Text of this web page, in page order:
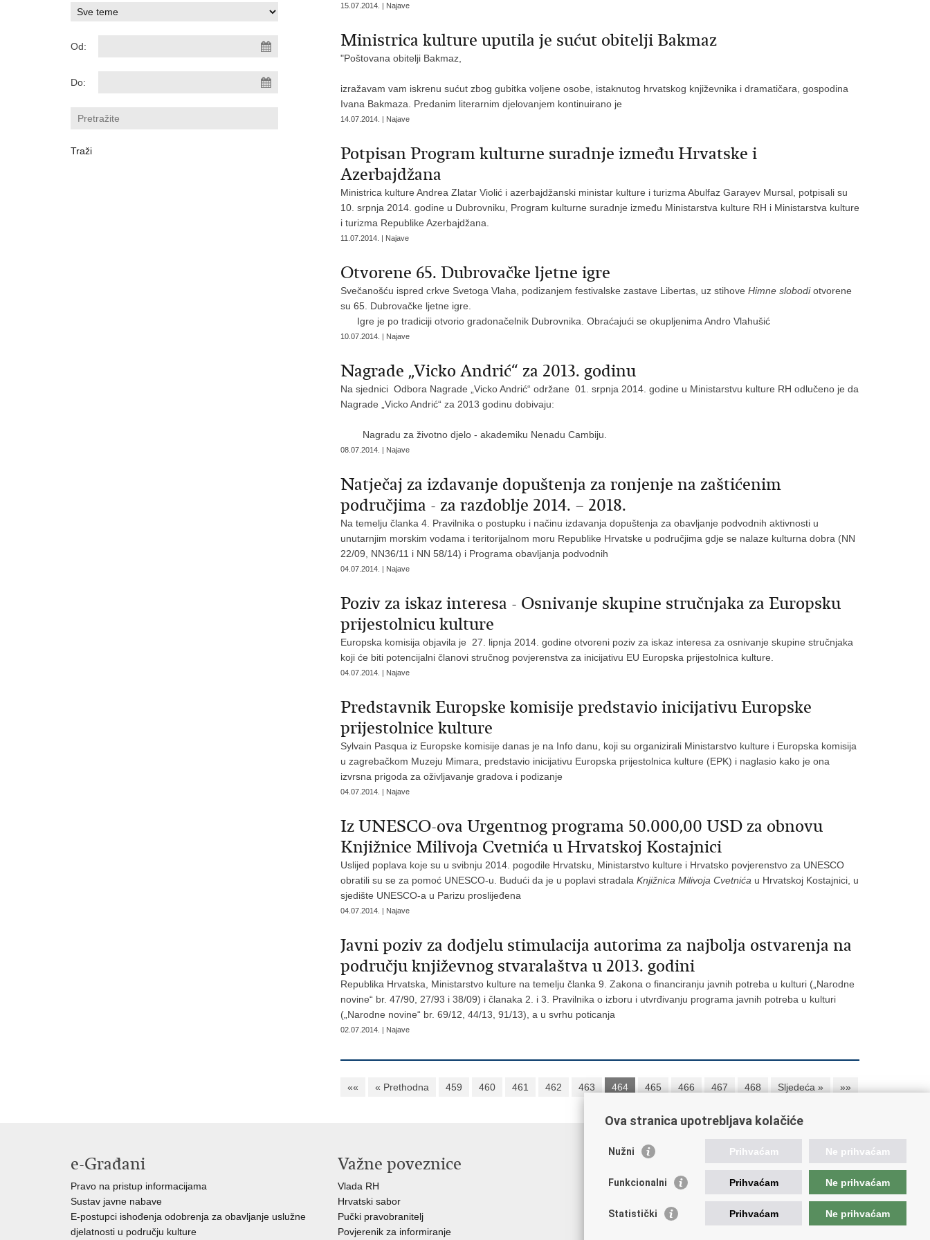
Od:
Do:
15.07.2014. | Najave
Ministrica kulture uputila je sućut obitelji Bakmaz
"Poštovana obitelji Bakmaz,
izražavam vam iskrenu sućut zbog gubitka voljene osobe, istaknutog hrvatskog književnika i dramatičara, gospodina
Ivana Bakmaza. Predanim literarnim djelovanjem kontinuirano je
14.07.2014. | Najave
Potpisan Program kulturne suradnje između Hrvatske i
Azerbajdžana
Ministrica kulture Andrea Zlatar Violić i azerbajdžanski ministar kulture i turizma Abulfaz Garayev Mursal, potpisali su
10. srpnja 2014. godine u Dubrovniku, Program kulturne suradnje između Ministarstva kulture RH i Ministarstva kulture
i turizma Republike Azerbajdžana.
11.07.2014. | Najave
Otvorene 65. Dubrovačke ljetne igre
Svečanošću ispred crkve Svetoga Vlaha, podizanjem festivalske zastave Libertas, uz stihove Himne slobodiotvorene
su 65. Dubrovačke ljetne igre.
Igre je po tradiciji otvorio gradonačelnik Dubrovnika. Obraćajući se okupljenima Andro Vlahušić
10.07.2014. | Najave
Nagrade „Vicko Andrić“ za 2013. godinu
Na sjednici Odbora Nagrade „Vicko Andrić“ održane 01. srpnja 2014. godine u Ministarstvu kulture RH odlučeno je da
Nagrade „Vicko Andrić“ za 2013 godinu dobivaju:
Nagradu za životno djelo - akademiku Nenadu Cambiju.
08.07.2014. | Najave
Natječaj za izdavanje dopuštenja za ronjenje na zaštićenim
područjima - za razdoblje 2014. – 2018.
Na temelju članka 4. Pravilnika o postupku i načinu izdavanja dopuštenja za obavljanje podvodnih aktivnosti u
unutarnjim morskim vodama i teritorijalnom moru Republike Hrvatske u područjima gdje se nalaze kulturna dobra (NN
22/09, NN36/11 i NN 58/14) i Programa obavljanja podvodnih
04.07.2014. | Najave
Poziv za iskaz interesa - Osnivanje skupine stručnjaka za Europsku
prijestolnicu kulture
Europska komisija objavila je 27. lipnja 2014. godine otvoreni poziv za iskaz interesa za osnivanje skupine stručnjaka
koji će biti potencijalni članovi stručnog povjerenstva za inicijativu EU Europska prijestolnica kulture.
04.07.2014. | Najave
Predstavnik Europske komisije predstavio inicijativu Europske
prijestolnice kulture
Sylvain Pasqua iz Europske komisije danas je na Info danu, koji su organizirali Ministarstvo kulture i Europska komisija
u zagrebačkom Muzeju Mimara, predstavio inicijativu Europska prijestolnica kulture (EPK) i naglasio kako je ona
izvrsna prigoda za oživljavanje gradova i podizanje
04.07.2014. | Najave
Iz UNESCO-ova Urgentnog programa 50.000,00 USD za obnovu
Knjižnice Milivoja Cvetnića u Hrvatskoj Kostajnici
Uslijed poplava koje su u svibnju 2014. pogodile Hrvatsku, Ministarstvo kulture i Hrvatsko povjerenstvo za UNESCO
obratili su se za pomoć UNESCO-u. Budući da je u poplavi stradala Knjižnica Milivoja Cvetnića u Hrvatskoj Kostajnici, u
sjedište UNESCO-a u Parizu proslijeđena
04.07.2014. | Najave
Javni poziv za dodjelu stimulacija autorima za najbolja ostvarenja na
području književnog stvaralaštva u 2013. godini
Republika Hrvatska, Ministarstvo kulture na temelju članka 9. Zakona o financiranju javnih potreba u kulturi („Narodne
novine“ br. 47/90, 27/93 i 38/09) i članaka 2. i 3. Pravilnika o izboru i utvrđivanju programa javnih potreba u kulturi
(„Narodne novine“ br. 69/12, 44/13, 91/13), a u svrhu poticanja
02.07.2014. | Najave
«« « Prethodna 459 460 461 462 463 464 465 466 467 468 Sljedeća » »»
e-Građani
Pravo na pristup informacijama
Sustav javne nabave
E-postupci ishođenja odobrenja za obavljanje uslužne
djelatnosti u području kulture
Važne poveznice
Vlada RH
Hrvatski sabor
Pučki pravobranitelj
Povjerenik za informiranje
Ostale poveznice
Hrvatski restauratorski zavod
Zaklada Kultura nova
Ova stranica upotrebljava kolačiće
Nužni Prihvaćam Ne prihvaćam
Funkcionalni Prihvaćam Ne prihvaćam
Statistički Prihvaćam Ne prihvaćam